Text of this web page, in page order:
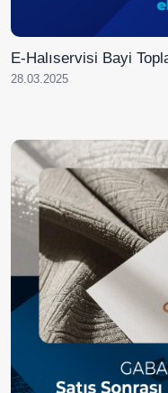
E-Halıservisi Bayi
28.03.2025